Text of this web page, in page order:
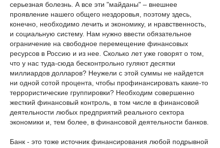
серьезная болезнь. А все эти "майданы" – внешнее
проявление нашего общего нездоровья, поэтому здесь,
конечно, необходимо лечить и экономику, и нравственность,
и социальную систему. Нам нужно ввести обязательное
ограничение на свободное перемещение финансовых
ресурсов в Россию и из нее. Сколько лет уже говорят о том,
что у нас туда-сюда бесконтрольно гуляют десятки
миллиардов долларов? Неужели с этой суммы не найдется
ни одной сотой процента, чтобы профинансировать какие-то
террористические группировки? Необходим совершенно
жесткий финансовый контроль, в том числе в финансовой
деятельности любых предприятий реального сектора
экономики и, тем более, в финансовой деятельности банков.
Банк - это тоже источник финансирования любой подрывной